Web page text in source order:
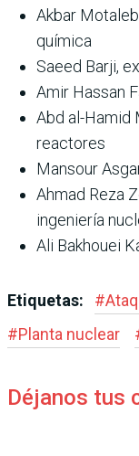
Akbar
química
Saeed Barji,
Amir Hassan
Abd al-Hamid
reactores
Mansour
Ahmad Reza
ingeniería
Ali Bakhouei
Etiquetas: #
#Planta nuclear
Déjanos tus